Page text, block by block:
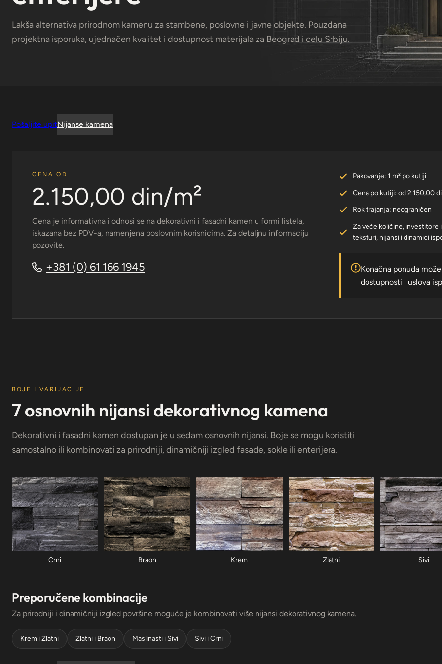
Lakša alternativa prirodnom kamenu za stambene, poslovne i javne objekte. Pouzdana
projektna isporuka, ujednačen kvalitet i dostupnost materijala za Beograd i celu Srbiju.
Pošaljite upitNijanse kamena
CENA OD
2.150,00 din/m²
Cena je informativna i odnosi se na dekorativni i fasadni kamen u formi listela,
iskazana bez PDV-a, namenjena poslovnim korisnicima. Za detaljnu informaciju
pozovite.
+381 (0) 61 166 1945
Pakovanje: 1 m² po kutiji
Cena po kutiji: od 2.150,00
Rok trajanja: neograničen
Za veće količine, investitore
teksturi, nijansi i dinamici
Konačna ponuda
dostupnosti i uslova
BOJE I VARIJACIJE
7 osnovnih nijansi dekorativnog kamena
Dekorativni i fasadni kamen dostupan je u sedam osnovnih nijansi. Boje se mogu koristiti
samostalno ili kombinovati za prirodniji, dinamičniji izgled fasade, sokle ili enterijera.
Preporučene kombinacije
Za prirodniji i dinamičniji izgled površine moguće je kombinovati više nijansi dekorativnog kamena.
Krem i Zlatni Zlatni i Braon Maslinasti i Sivi Sivi i Crni